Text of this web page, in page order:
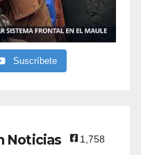
Suscríbete
Noticias 1,758